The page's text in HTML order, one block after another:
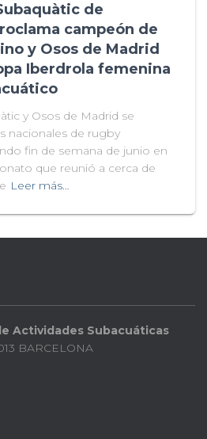
de
campeón de
y Osos de Madrid
Iberdrola femenina
y Osos de Madrid se
nacionales de rugby
fin de semana de junio en
que reunió a cerca de
Leer más…
Actividades Subacuáticas
BARCELONA